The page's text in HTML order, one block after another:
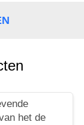
het de